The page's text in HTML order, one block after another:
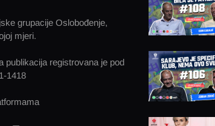
grupacije Oslobođenje,
mjeri.
publikacija registrovana je pod
1418